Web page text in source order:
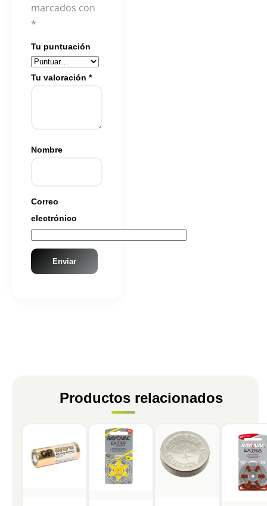
marcados con
*
Tu puntuación
Tu valoración *
Nombre
Correo
electrónico
Productos relacionados